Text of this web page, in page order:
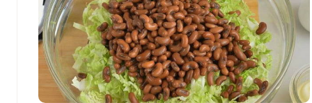
Литий 2.2 мкг
Марганец 1.5 мкг
729.3 мкг